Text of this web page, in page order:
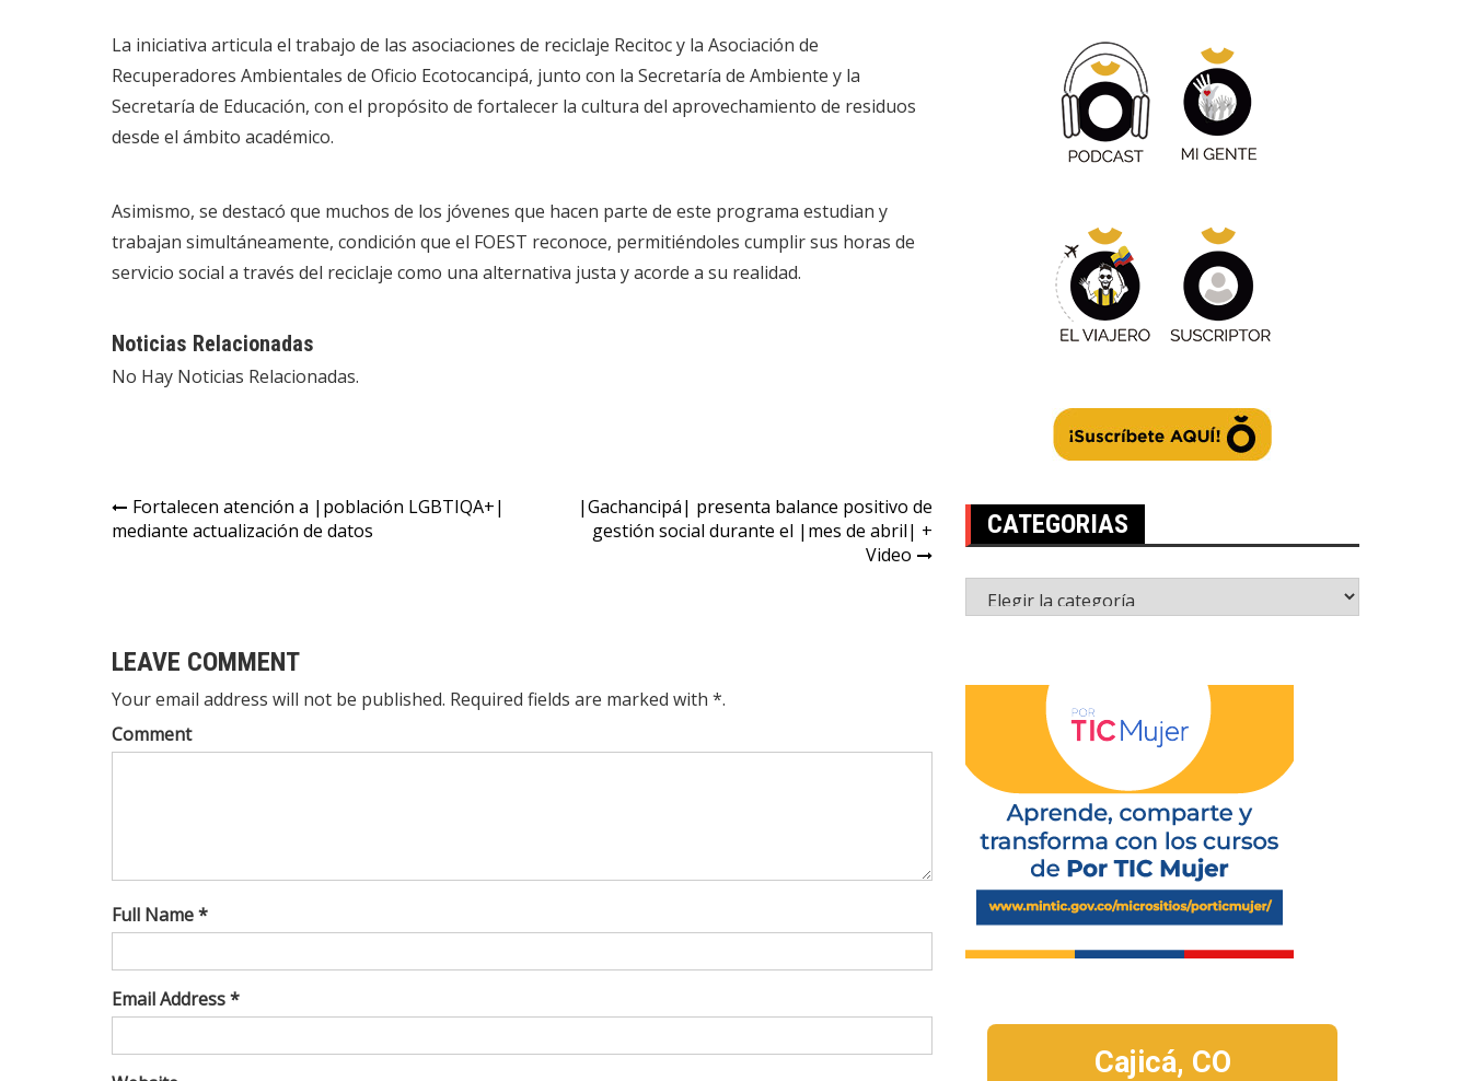
La iniciativa articula el trabajo de las asociaciones de reciclaje Recitoc y la Asociación de
Recuperadores Ambientales de Oficio Ecotocancipá, junto con la Secretaría de Ambiente y la
Secretaría de Educación, con el propósito de fortalecer la cultura del aprovechamiento de residuos
desde el ámbito académico.
Asimismo, se destacó que muchos de los jóvenes que hacen parte de este programa estudian y
trabajan simultáneamente, condición que el FOEST reconoce, permitiéndoles cumplir sus horas de
servicio social a través del reciclaje como una alternativa justa y acorde a su realidad.
Noticias Relacionadas
No Hay Noticias Relacionadas.
Fortalecen atención a |población LGBTIQA+|
mediante actualización de datos
|Gachancipá| presenta balance positivo de
gestión social durante el |mes de abril| +
Video
LEAVE COMMENT
Your email address will not be published. Required fields are marked with *.
Comment
Full Name *
Email Address *
CATEGORIAS
Cajicá, CO